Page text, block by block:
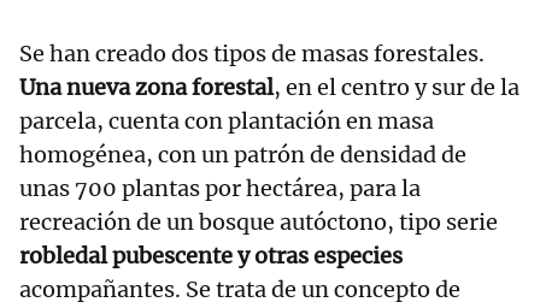
Se han creado dos tipos de masas forestales.
Una nueva zona forestal, en el centro y sur de la
parcela, cuenta con plantación en masa
homogénea, con un patrón de densidad de
unas 700 plantas por hectárea, para la
recreación de un bosque autóctono, tipo serie
robledal pubescente y otras especies
acompañantes. Se trata de un concepto de